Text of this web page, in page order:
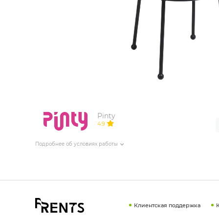
ИЗДЕЛИЯ ДЛЯ КОМФОРТА
ТЕХНИЧЕСКОЕ ОБОРУДОВАНИЕ
Pinty
4.9
Подробнее об условиях работы
Клиентская поддержка